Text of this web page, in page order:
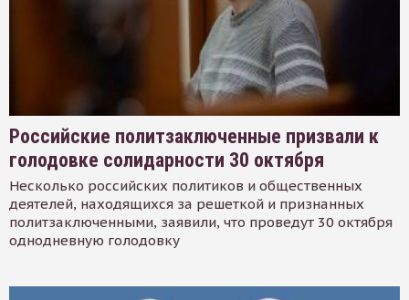
Российские политзаключенные призвали к
голодовке солидарности 30 октября
Несколько российских политиков и общественных
деятелей, находящихся за решеткой и признанных
политзаключенными, заявили, что проведут 30 октября
однодневную голодовку